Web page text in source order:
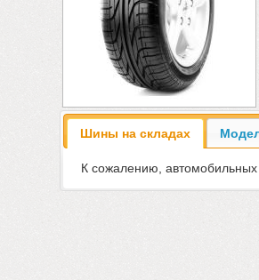
Шины на складах
К сожалению,